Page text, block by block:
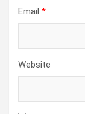
Email *
Website